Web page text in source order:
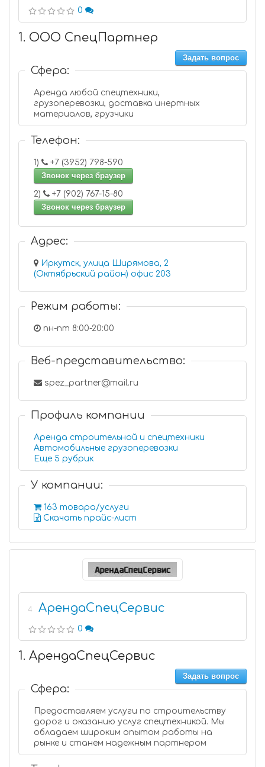
0
1. ООО СпецПартнер
Задать вопрос
Сфера:
Аренда любой спецтехники,
грузоперевозки, доставка инертных
материалов, грузчики
Телефон:
1)
+7 (3952) 798-590
Звонок через браузер
2)
+7 (902) 767-15-80
Звонок через браузер
Адрес:
Иркутск, улица Ширямова, 2
(Октябрьский район) офис 203
Режим работы:
пн-пт 8:00-20:00
Веб-представительство:
spez_partner@mail.ru
Профиль компании
Аренда строительной и спецтехники
Автомобильные грузоперевозки
Еще 5 рубрик
У компании:
163 товара/услуги
Скачать прайс-лист
4 АрендаСпецСервис
0
1. АрендаСпецСервис
Задать вопрос
Сфера:
Предоставляем услуги по строительству
дорог и оказанию услуг спецтехникой. Мы
обладаем широким опытом работы на
рынке и станем надежным партнером